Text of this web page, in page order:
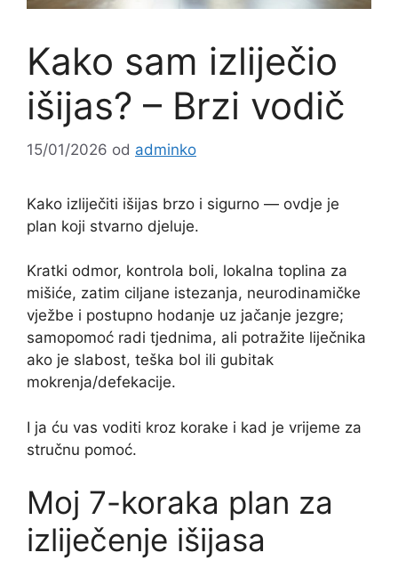
Kako sam izliječio
išijas? – Brzi vodič
15/01/2026 od adminko
Kako izliječiti išijas brzo i sigurno — ovdje je
plan koji stvarno djeluje.
Kratki odmor, kontrola boli, lokalna toplina za
mišiće, zatim ciljane istezanja, neurodinamičke
vježbe i postupno hodanje uz jačanje jezgre;
samopomoć radi tjednima, ali potražite liječnika
ako je slabost, teška bol ili gubitak
mokrenja/defekacije.
I ja ću vas voditi kroz korake i kad je vrijeme za
stručnu pomoć.
Moj 7-koraka plan za
izliječenje išijasa